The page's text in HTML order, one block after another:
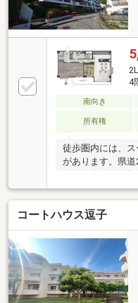
4
南向き
所有権
徒歩圏内には、
があります。県
りと暮らしたい
ノベーション工
も劣らない開放感
ーダーメイドキ
れる室内、細部
軒は「海も身近
な立地で、、、」
そのような不動産
軒です。
コートハウス逗子